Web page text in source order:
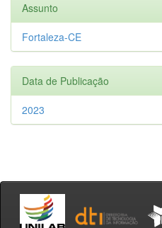
Assunto
Fortaleza-CE
Data de Publicação
2023